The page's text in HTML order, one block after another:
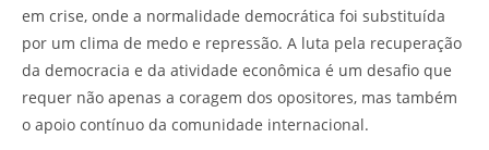
em crise, onde a normalidade democrática foi substituída
por um clima de medo e repressão. A luta pela recuperação
da democracia e da atividade econômica é um desafio que
requer não apenas a coragem dos opositores, mas também
o apoio contínuo da comunidade internacional.